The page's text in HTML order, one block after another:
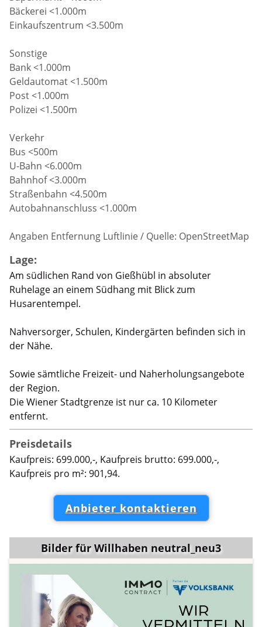
Bäckerei <1.000m
Einkaufszentrum <3.500m
Sonstige
Bank <1.000m
Geldautomat <1.500m
Post <1.000m
Polizei <1.500m
Verkehr
Bus <500m
U-Bahn <6.000m
Bahnhof <3.000m
Straßenbahn <4.500m
Autobahnanschluss <1.000m
Angaben Entfernung Luftlinie / Quelle: OpenStreetMap
Lage:
Am südlichen Rand von Gießhübl in absoluter
Ruhelage an einem Südhang mit Blick zum
Husarentempel.
Nahversorger, Schulen, Kindergärten befinden sich in
der Nähe.
Sowie sämtliche Freizeit- und Naherholungsangebote
der Region.
Die Wiener Stadtgrenze ist nur ca. 10 Kilometer
entfernt.
Preisdetails
Kaufpreis: 699.000,-, Kaufpreis brutto: 699.000,-,
Kaufpreis pro m²: 901,94.
Anbieter kontaktieren
Bilder für Willhaben neutral_neu3